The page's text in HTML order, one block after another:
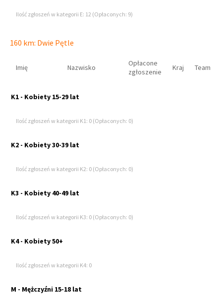
Ilość zgłoszeń w kategorii E: 12 (Opłaconych: 9)
160 km: Dwie Pętle
Imię Nazwisko
Opłacone
zgłoszenie
Kraj Team
K1 - Kobiety 15-29 lat
Ilość zgłoszeń w kategorii K1: 0 (Opłaconych: 0)
K2 - Kobiety 30-39 lat
Ilość zgłoszeń w kategorii K2: 0 (Opłaconych: 0)
K3 - Kobiety 40-49 lat
Ilość zgłoszeń w kategorii K3: 0 (Opłaconych: 0)
K4 - Kobiety 50+
Ilość zgłoszeń w kategorii K4: 0
M - Mężczyźni 15-18 lat